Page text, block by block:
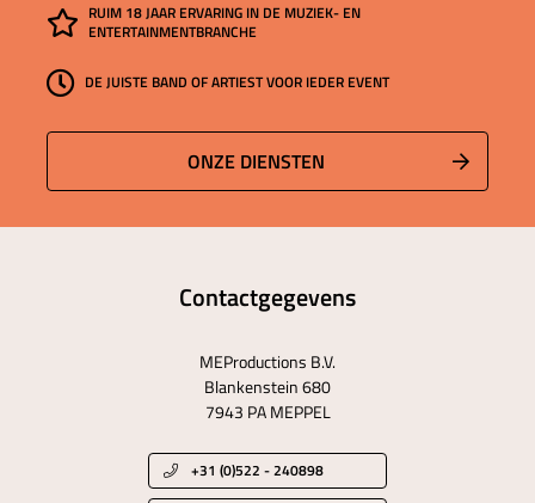
RUIM 18 JAAR ERVARING IN DE MUZIEK- EN
ENTERTAINMENTBRANCHE
DE JUISTE BAND OF ARTIEST VOOR IEDER EVENT
ONZE DIENSTEN
Contactgegevens
MEProductions B.V.
Blankenstein 680
7943 PA MEPPEL
+31 (0)522 - 240898